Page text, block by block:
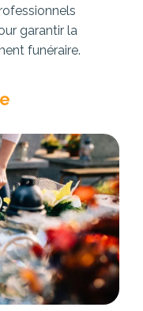
garantir la
funéraire.